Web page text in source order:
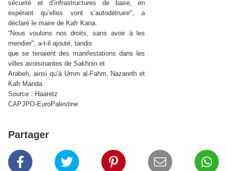
sécurité et d’infrastructures de base, en
espèrant qu’elles vont s’autodétruire", a
déclaré le maire de Kafr Kana.
“Nous voulons nos droits, sans avoir à les
mendier", a-t-il ajouté, tandis
que se tenaient des manifestations dans les
villes avoisinantes de Sakhnin et
Arabeh, ainsi qu’à Umm al-Fahm, Nazareth et
Kafr Manda.
Source : Haaretz
CAPJPO-EuroPalestine
Partager